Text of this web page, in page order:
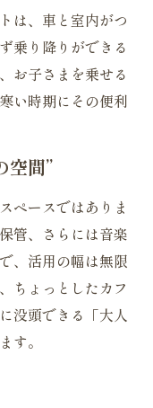
は、車と室内がつ
乗り降りができる
お子さまを乗せる
い時期にその便利
空間”
ペースではありま
管、さらには音楽
、活用の幅は無限
ちょっとしたカフ
没頭できる「大人
す。